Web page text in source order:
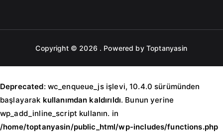
Copyright © 2026 . Powered by Toptanyasin
Deprecated: wc_enqueue_js işlevi, 10.4.0 sürümünden
başlayarak kullanımdan kaldırıldı. Bunun yerine
wp_add_inline_script kullanın. in
/home/toptanyasin/public_html/wp-includes/functions.php